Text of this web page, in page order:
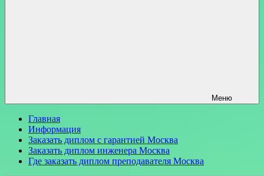
Меню
Главная
Информация
Заказать диплом с гарантией Москва
Заказать диплом инженера Москва
Где заказать диплом преподавателя Москва